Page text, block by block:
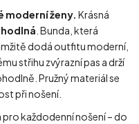
moderní ženy. Krásná
. Bunda, která
dodá outfitu moderní,
střihu zvýrazní pas a drží
Pružný materiál se
při nošení.
každodenní nošení – do